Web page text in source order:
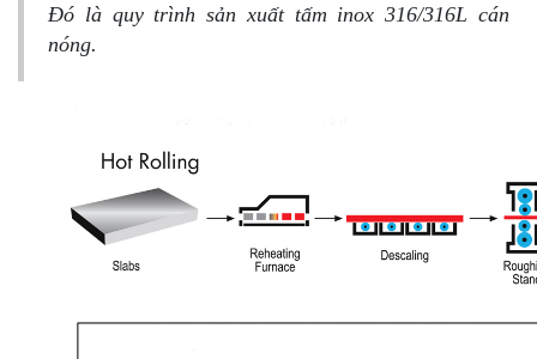
Đó là quy trình sản xuất tấm inox 316/316L cán
nóng.